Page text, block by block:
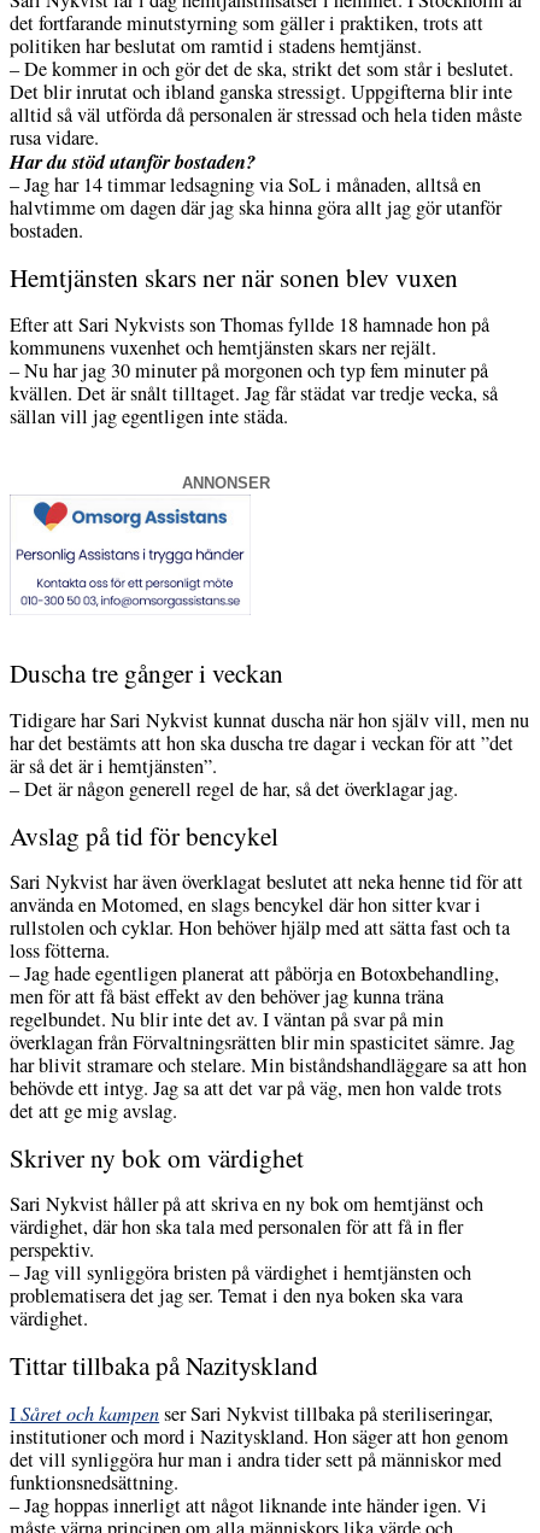
det fortfarande minutstyrning som gäller i praktiken, trots att
politiken har beslutat om ramtid i stadens hemtjänst.
– De kommer in och gör det de ska, strikt det som står i beslutet.
Det blir inrutat och ibland ganska stressigt. Uppgifterna blir inte
alltid så väl utförda då personalen är stressad och hela tiden måste
rusa vidare.
Har du stöd utanför bostaden?
– Jag har 14 timmar ledsagning via SoL i månaden, alltså en
halvtimme om dagen där jag ska hinna göra allt jag gör utanför
bostaden.
Hemtjänsten skars ner när sonen blev vuxen
Efter att Sari Nykvists son Thomas fyllde 18 hamnade hon på
kommunens vuxenhet och hemtjänsten skars ner rejält.
– Nu har jag 30 minuter på morgonen och typ fem minuter på
kvällen. Det är snålt tilltaget. Jag får städat var tredje vecka, så
sällan vill jag egentligen inte städa.
ANNONSER
Duscha tre gånger i veckan
Tidigare har Sari Nykvist kunnat duscha när hon själv vill, men nu
har det bestämts att hon ska duscha tre dagar i veckan för att ”det
är så det är i hemtjänsten”.
– Det är någon generell regel de har, så det överklagar jag.
Avslag på tid för bencykel
Sari Nykvist har även överklagat beslutet att neka henne tid för att
använda en Motomed, en slags bencykel där hon sitter kvar i
rullstolen och cyklar. Hon behöver hjälp med att sätta fast och ta
loss fötterna.
– Jag hade egentligen planerat att påbörja en Botoxbehandling,
men för att få bäst effekt av den behöver jag kunna träna
regelbundet. Nu blir inte det av. I väntan på svar på min
överklagan från Förvaltningsrätten blir min spasticitet sämre. Jag
har blivit stramare och stelare. Min biståndshandläggare sa att hon
behövde ett intyg. Jag sa att det var på väg, men hon valde trots
det att ge mig avslag.
Skriver ny bok om värdighet
Sari Nykvist håller på att skriva en ny bok om hemtjänst och
värdighet, där hon ska tala med personalen för att få in fler
perspektiv.
– Jag vill synliggöra bristen på värdighet i hemtjänsten och
problematisera det jag ser. Temat i den nya boken ska vara
värdighet.
Tittar tillbaka på Nazityskland
ISåret och kampenser Sari Nykvist tillbaka på steriliseringar,
institutioner och mord i Nazityskland. Hon säger att hon genom
det vill synliggöra hur man i andra tider sett på människor med
funktionsnedsättning.
– Jag hoppas innerligt att något liknande inte händer igen. Vi
måste värna principen om alla människors lika värde och